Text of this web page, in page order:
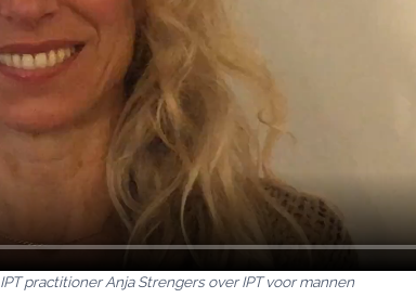
IPT practitioner Anja Strengers over IPT voor mannen